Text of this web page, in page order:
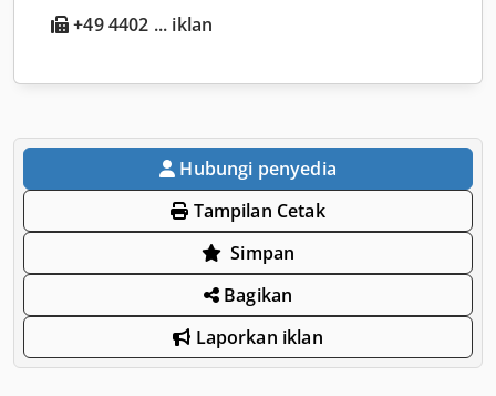
+49 4402 ... iklan
Hubungi penyedia
Tampilan Cetak
Simpan
Bagikan
Laporkan iklan